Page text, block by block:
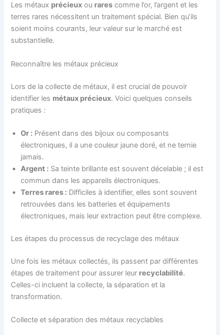
Les métaux précieux ou rares comme l’or, l’argent et les
terres rares nécessitent un traitement spécial. Bien qu’ils
soient moins courants, leur valeur sur le marché est
substantielle.
Reconnaître les métaux précieux
Lors de la collecte de métaux, il est crucial de pouvoir
identifier les métaux précieux. Voici quelques conseils
pratiques :
Or : Présent dans des bijoux ou composants
électroniques, il a une couleur jaune doré, et ne ternie
jamais.
Argent : Sa teinte brillante est souvent décelable ; il est
commun dans les appareils électroniques.
Terres rares : Difficiles à identifier, elles sont souvent
retrouvées dans les batteries et équipements
électroniques, mais leur extraction peut être complexe.
Les étapes du processus de recyclage des métaux
Une fois les métaux collectés, ils passent par différentes
étapes de traitement pour assurer leur recyclabilité.
Celles-ci incluent la collecte, la séparation et la
transformation.
Collecte et séparation des métaux recyclables